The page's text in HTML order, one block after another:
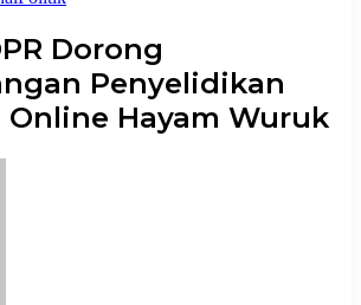
Dorong
Penyelidikan
Online Hayam Wuruk